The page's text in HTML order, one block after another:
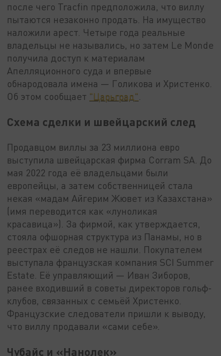
после чего Tracfin предположила, что виллу
пытаются незаконно продать. На имущество
наложили арест. Четыре года реальные
владельцы не назывались, но затем Le Monde
получила доступ к материалам
Апелляционного суда и впервые
обнародовала имена — Голикова и Христенко.
Об этом сообщает "Царьград"
Схема сделки и швейцарский след
Продавцом виллы за 23 миллиона евро
выступила швейцарская фирма Corram SA. До
мая 2022 года её владельцами были
европейцы, а затем собственницей стала
некая «мадам Айгерим Жювет из Казахстана»
(имя переводится как «луноликая
красавица»). За фирмой, как утверждается,
стояла офшорная структура из Панамы, но в
реестрах её следов не нашли. Покупателем
выступала французская компания SCI Summer
Estate. Её управляющий — Иван Зиборов,
ранее входивший в советы директоров гольф-
клубов, связанных с семьёй Христенко.
Французские следователи пришли к выводу,
что виллу продавали «сами себе».
Чубайс и «Нанолек»